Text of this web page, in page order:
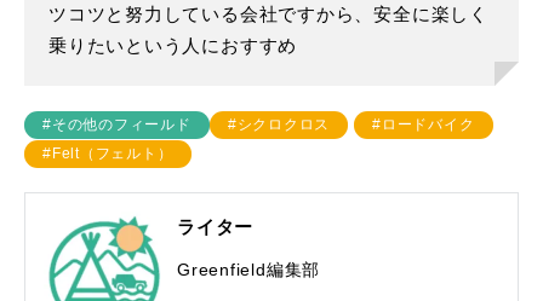
ツコツと努力している会社ですから、安全に楽しく
乗りたいという人におすすめ
#その他のフィールド #シクロクロス
#ロードバイク
#Felt（フェルト）
ライター
Greenfield編集部